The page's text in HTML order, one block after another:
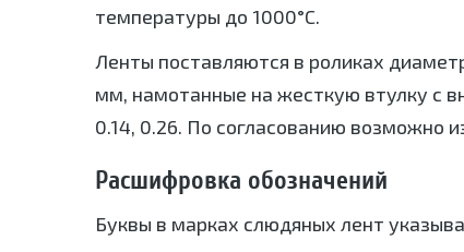
температуры до 1000°C.
Ленты поставляются в роликах
мм, намотанные на жесткую втулку с
0.14, 0.26. По согласованию возможно
Расшифровка обозначений
Буквы в марках слюдяных лент